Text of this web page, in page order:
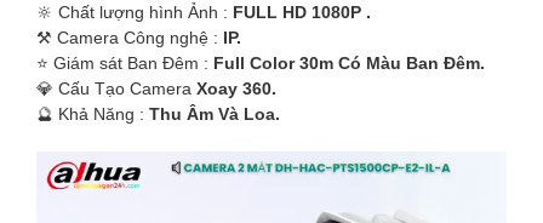
🔆 Chất lượng hình Ảnh : FULL HD 1080P .
⚒ Camera Công nghệ : IP.
⭐ Giám sát Ban Đêm : Full Color 30m Có Màu Ban Ðêm.
💎 Cấu Tạo Camera Xoay 360.
️🔮 Khả Năng : Thu Âm Và Loa.